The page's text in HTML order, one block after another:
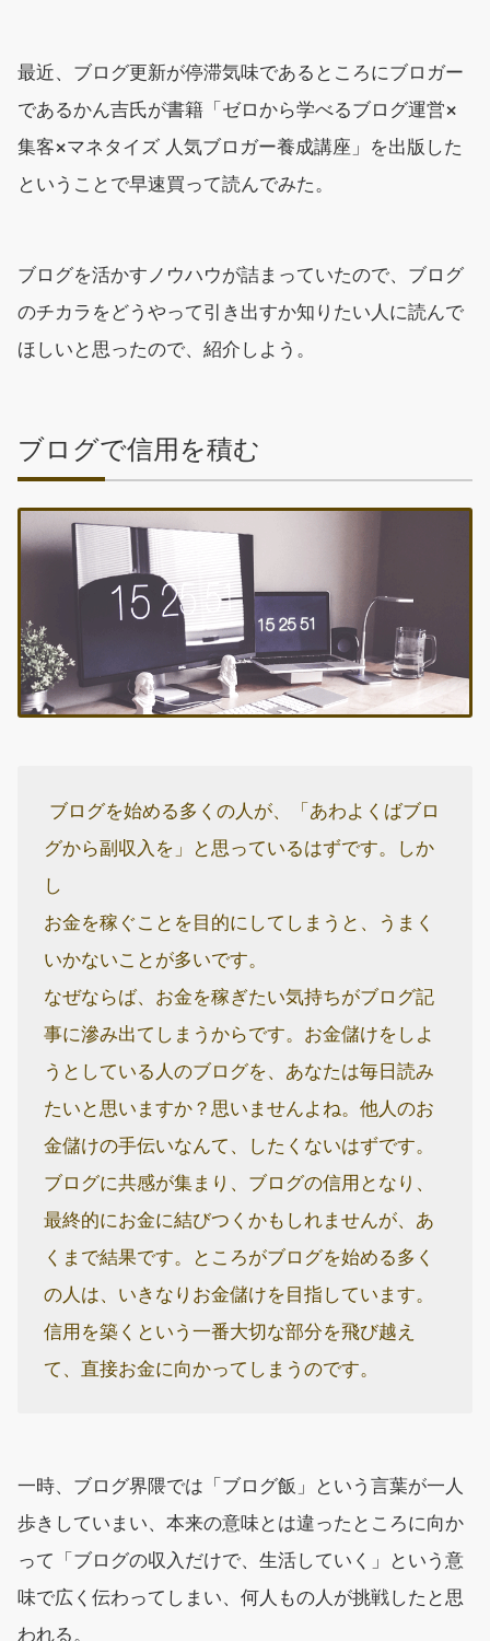
最近、ブログ更新が停滞気味であるところにブロガー
であるかん吉氏が書籍「ゼロから学べるブログ運営×
集客×マネタイズ 人気ブロガー養成講座」を出版した
ということで早速買って読んでみた。
ブログを活かすノウハウが詰まっていたので、ブログ
のチカラをどうやって引き出すか知りたい人に読んで
ほしいと思ったので、紹介しよう。
ブログで信用を積む
ブログを始める多くの人が、「あわよくばブロ
グから副収入を」と思っているはずです。しか
し
お金を稼ぐことを目的にしてしまうと、うまく
いかないことが多いです。
なぜならば、お金を稼ぎたい気持ちがブログ記
事に滲み出てしまうからです。お金儲けをしよ
うとしている人のブログを、あなたは毎日読み
たいと思いますか？思いませんよね。他人のお
金儲けの手伝いなんて、したくないはずです。
ブログに共感が集まり、ブログの信用となり、
最終的にお金に結びつくかもしれませんが、あ
くまで結果です。ところがブログを始める多く
の人は、いきなりお金儲けを目指しています。
信用を築くという一番大切な部分を飛び越え
て、直接お金に向かってしまうのです。
一時、ブログ界隈では「ブログ飯」という言葉が一人
歩きしていまい、本来の意味とは違ったところに向か
って「ブログの収入だけで、生活していく」という意
味で広く伝わってしまい、何人もの人が挑戦したと思
われる。